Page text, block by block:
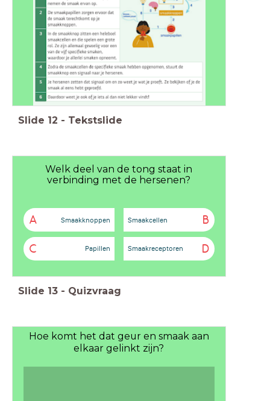
Slide 12 - Tekstslide
Welk deel van de tong staat in
verbinding met de hersenen?
A Smaakknoppen B
Smaakcellen
C Papillen D
Smaakreceptoren
Slide 13 - Quizvraag
Hoe komt het dat geur en smaak aan
elkaar gelinkt zijn?